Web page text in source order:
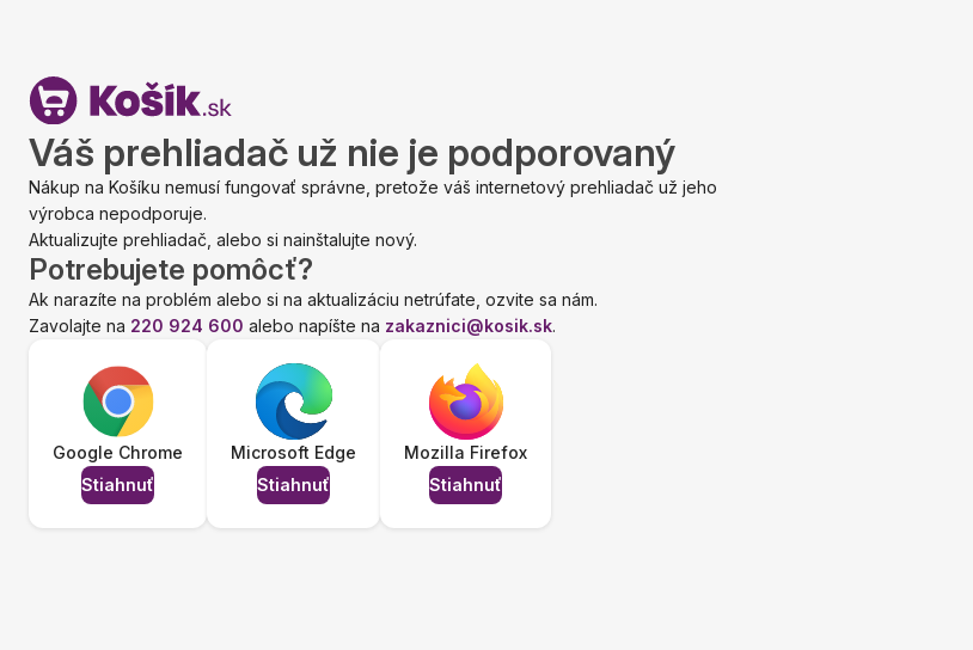
Váš prehliadač už nie je podporovaný
Nákup na Košíku nemusí fungovať správne, pretože váš internetový prehliadač už jeho
výrobca nepodporuje.
Aktualizujte prehliadač, alebo si nainštalujte nový.
Potrebujete pomôcť?
Ak narazíte na problém alebo si na aktualizáciu netrúfate, ozvite sa nám.
Zavolajte na 220 924 600 alebo napíšte na zakaznici@kosik.sk.
Google Chrome
Stiahnuť
Microsoft Edge
Stiahnuť
Mozilla Firefox
Stiahnuť